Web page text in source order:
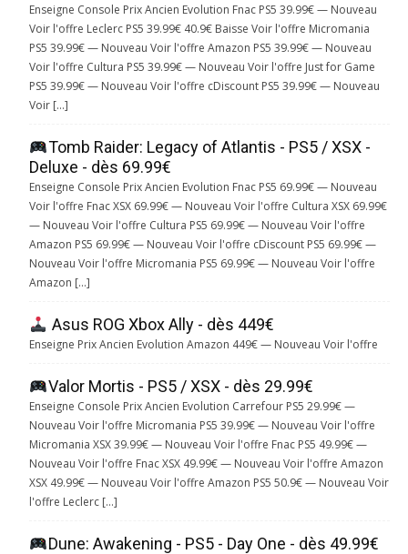
Enseigne Console Prix Ancien Evolution Fnac PS5 39.99€ — Nouveau
Voir l'offre Leclerc PS5 39.99€ 40.9€ Baisse Voir l'offre Micromania
PS5 39.99€ — Nouveau Voir l'offre Amazon PS5 39.99€ — Nouveau
Voir l'offre Cultura PS5 39.99€ — Nouveau Voir l'offre Just for Game
PS5 39.99€ — Nouveau Voir l'offre cDiscount PS5 39.99€ — Nouveau
Voir […]
Tomb Raider: Legacy of Atlantis - PS5 / XSX -
Deluxe - dès 69.99€
Enseigne Console Prix Ancien Evolution Fnac PS5 69.99€ — Nouveau
Voir l'offre Fnac XSX 69.99€ — Nouveau Voir l'offre Cultura XSX 69.99€
— Nouveau Voir l'offre Cultura PS5 69.99€ — Nouveau Voir l'offre
Amazon PS5 69.99€ — Nouveau Voir l'offre cDiscount PS5 69.99€ —
Nouveau Voir l'offre Micromania PS5 69.99€ — Nouveau Voir l'offre
Amazon […]
Asus ROG Xbox Ally - dès 449€
Enseigne Prix Ancien Evolution Amazon 449€ — Nouveau Voir l'offre
Valor Mortis - PS5 / XSX - dès 29.99€
Enseigne Console Prix Ancien Evolution Carrefour PS5 29.99€ —
Nouveau Voir l'offre Micromania PS5 39.99€ — Nouveau Voir l'offre
Micromania XSX 39.99€ — Nouveau Voir l'offre Fnac PS5 49.99€ —
Nouveau Voir l'offre Fnac XSX 49.99€ — Nouveau Voir l'offre Amazon
XSX 49.99€ — Nouveau Voir l'offre Amazon PS5 50.9€ — Nouveau Voir
l'offre Leclerc […]
Dune: Awakening - PS5 - Day One - dès 49.99€